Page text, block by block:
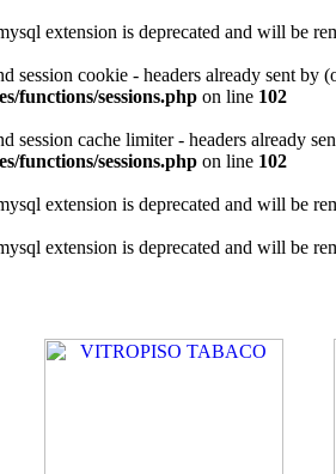
extension is deprecated and will be
session cookie - headers already sent
functions/sessions.php on line 102
session cache limiter - headers already
functions/sessions.php on line 102
extension is deprecated and will be
extension is deprecated and will be